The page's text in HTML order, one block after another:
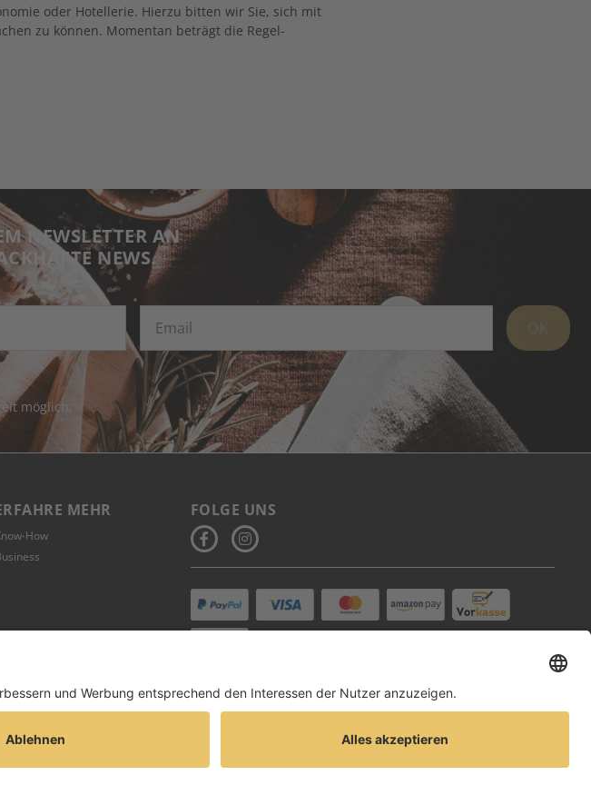
oder Hotellerie. Hierzu bitten wir Sie, sich mit
zu können. Momentan beträgt die Regel-
NEWSLETTER AN
NEWS.
OK
möglich.
MEHR
How
FOLGE UNS